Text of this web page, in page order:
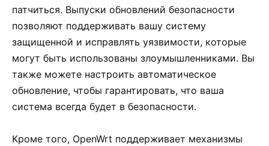
патчиться. Выпуски обновлений безопасности
позволяют поддерживать вашу систему
защищенной и исправлять уязвимости, которые
могут быть использованы злоумышленниками. Вы
также можете настроить автоматическое
обновление, чтобы гарантировать, что ваша
система всегда будет в безопасности.
Кроме того, OpenWrt поддерживает механизмы